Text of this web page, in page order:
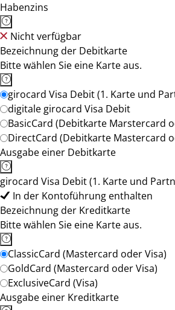
Habenzins
Nicht verfügbar
Bezeichnung der Debitkarte
Bitte wählen Sie eine Karte aus.
girocard Visa Debit (1. Karte und
digitale girocard Visa Debit
BasicCard (Debitkarte Marstercard
DirectCard (Debitkarte Mastercard
Ausgabe einer Debitkarte
girocard Visa Debit (1. Karte und
In der Kontoführung enthalten
Bezeichnung der Kreditkarte
Bitte wählen Sie eine Karte aus.
ClassicCard (Mastercard oder Visa)
GoldCard (Mastercard oder Visa)
ExclusiveCard (Visa)
Ausgabe einer Kreditkarte